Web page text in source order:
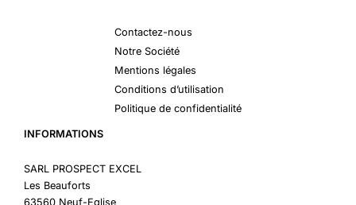
Contactez-nous
Notre Société
Mentions légales
Conditions d’utilisation
Politique de confidentialité
INFORMATIONS
SARL PROSPECT EXCEL
Les Beauforts
63560 Neuf-Eglise